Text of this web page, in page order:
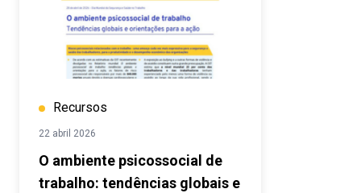
Recursos
22 abril 2026
O ambiente psicossocial de
trabalho: tendências globais e